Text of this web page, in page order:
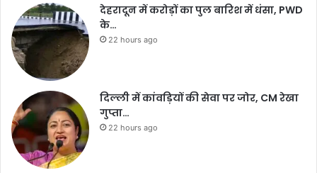
देहरादून में करोड़ों का पुल बारिश में धंसा, PWD
के…
22 hours ago
दिल्ली में कांवड़ियों की सेवा पर जोर, CM रेखा
गुप्ता…
22 hours ago